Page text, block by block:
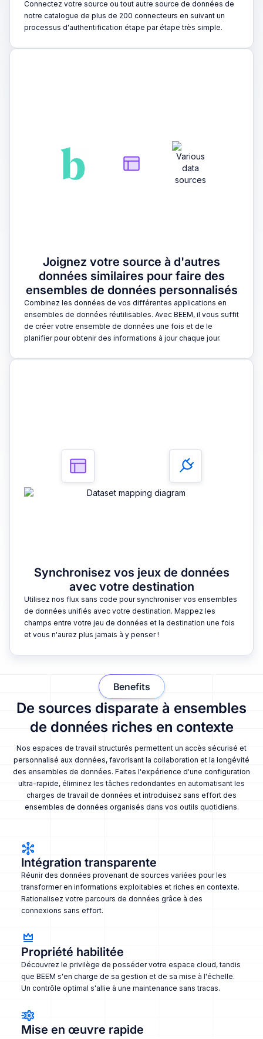
Connectez votre source ou tout autre source de données de
notre catalogue de plus de 200 connecteurs en suivant un
processus d'authentification étape par étape très simple.
Joignez votre source à d'autres
données similaires pour faire des
ensembles de données personnalisés
Combinez les données de vos différentes applications en
ensembles de données réutilisables. Avec BEEM, il vous suffit
de créer votre ensemble de données une fois et de le
planifier pour obtenir des informations à jour chaque jour.
Synchronisez vos jeux de données
avec votre destination
Utilisez nos flux sans code pour synchroniser vos ensembles
de données unifiés avec votre destination. Mappez les
champs entre votre jeu de données et la destination une fois
et vous n'aurez plus jamais à y penser !
De sources disparate à ensembles
de données riches en contexte
Nos espaces de travail structurés permettent un accès sécurisé et
personnalisé aux données, favorisant la collaboration et la longévité
des ensembles de données. Faites l'expérience d'une configuration
ultra-rapide, éliminez les tâches redondantes en automatisant les
charges de travail de données et introduisez sans effort des
ensembles de données organisés dans vos outils quotidiens.
Benefits
Intégration transparente
Réunir des données provenant de sources variées pour les
transformer en informations exploitables et riches en contexte.
Rationalisez votre parcours de données grâce à des
connexions sans effort.
Propriété habilitée
Découvrez le privilège de posséder votre espace cloud, tandis
que BEEM s'en charge de sa gestion et de sa mise à l'échelle.
Un contrôle optimal s'allie à une maintenance sans tracas.
Mise en œuvre rapide